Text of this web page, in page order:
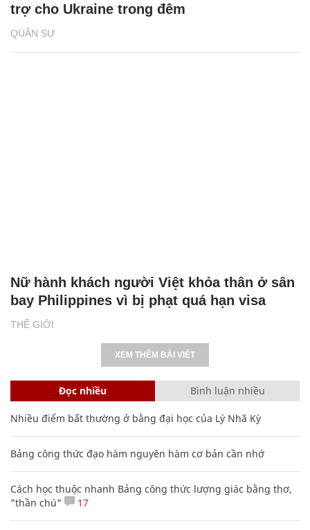
QUÂN SỰ
trợ cho Ukraine trong đêm
THẾ GIỚI
Nữ hành khách người Việt khỏa thân ở sân
bay Philippines vì bị phạt quá hạn visa
XEM THÊM BÀI VIẾT
Đọc nhiều Bình luận nhiều
Nhiều điểm bất thường ở bằng đại học của Lý Nhã Kỳ
Bảng công thức đạo hàm nguyên hàm cơ bản cần nhớ
Cách học thuộc nhanh Bảng công thức lượng giác bằng thơ,
"thần chú"
17